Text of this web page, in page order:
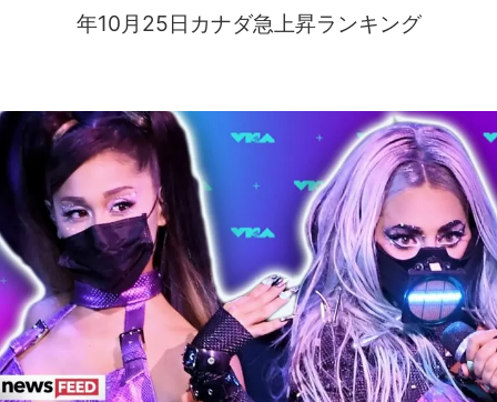
年10月25日カナダ急上昇ランキング